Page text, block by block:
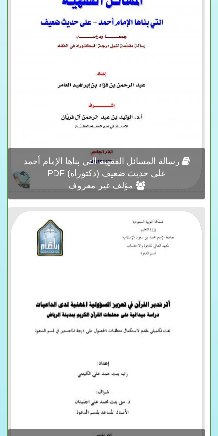
رسالة المسائل الفقهية التي بناها الإمام أحمد
على حديث ضعيف (دكتوراه) PDF
مؤلف غير معروف